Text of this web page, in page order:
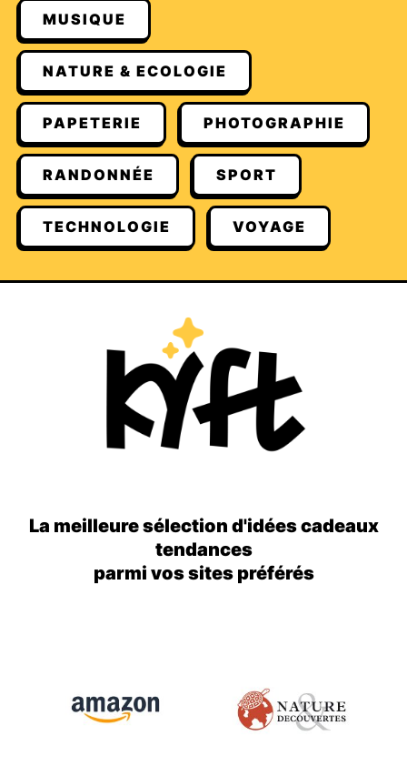
MUSIQUE
NATURE & ECOLOGIE
PAPETERIE PHOTOGRAPHIE
RANDONNÉE SPORT
TECHNOLOGIE VOYAGE
La meilleure sélection d'idées cadeaux
tendances
parmi vos sites préférés